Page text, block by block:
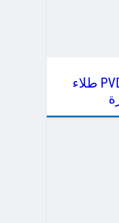
طلاء PVD/TiN للأجزاء